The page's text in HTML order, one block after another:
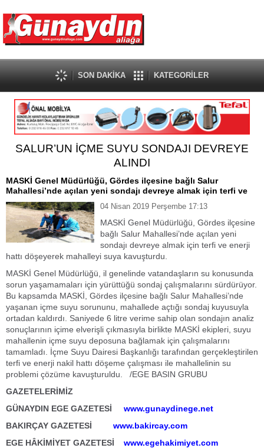
SON DAKİKA KATEGORİLER
SALUR’UN İÇME SUYU SONDAJI DEVREYE
ALINDI
MASKİ Genel Müdürlüğü, Gördes ilçesine bağlı Salur
Mahallesi’nde açılan yeni sondajı devreye almak için terfi ve
04 Nisan 2019 Perşembe 17:13
MASKİ Genel Müdürlüğü, Gördes ilçesine
bağlı Salur Mahallesi’nde açılan yeni
sondajı devreye almak için terfi ve enerji
hattı döşeyerek mahalleyi suya kavuşturdu.
MASKİ Genel Müdürlüğü, il genelinde vatandaşların su konusunda
sorun yaşamamaları için yürüttüğü sondaj çalışmalarını sürdürüyor.
Bu kapsamda MASKİ, Gördes ilçesine bağlı Salur Mahallesi’nde
yaşanan içme suyu sorununu, mahallede açtığı sondaj kuyusuyla
ortadan kaldırdı. Saniyede 6 litre verime sahip olan sondajın analiz
sonuçlarının içime elverişli çıkmasıyla birlikte MASKİ ekipleri, suyu
mahallenin içme suyu deposuna bağlamak için çalışmalarını
tamamladı. İçme Suyu Dairesi Başkanlığı tarafından gerçekleştirilen
terfi ve enerji nakil hattı döşeme çalışması ile mahallelinin su
problemi çözüme kavuşturuldu. /EGE BASIN GRUBU
GAZETELERİMİZ
GÜNAYDIN EGE GAZETESİ
www.gunaydinege.net
BAKIRÇAY GAZETESİ www.bakircay.com
EGE HÂKİMİYET GAZETESİ
www.egehakimiyet.com